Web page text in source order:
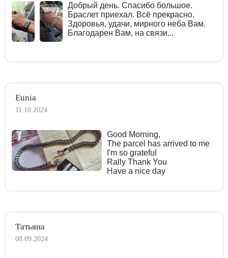
Добрый день. Спасибо большое.
Браслет приехал. Всё прекрасно.
Здоровья, удачи, мирного неба Вам.
Благодарен Вам, на связи...
Eunia
11.10.2024
Good Morning,
The parcel has arrived to me
I'm so grateful
Rally Thank You
Have a nice day
Татьяна
08.09.2024